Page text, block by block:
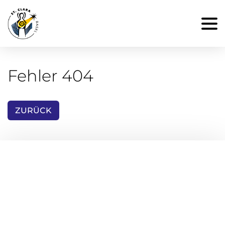
Fehler 404
ZURÜCK